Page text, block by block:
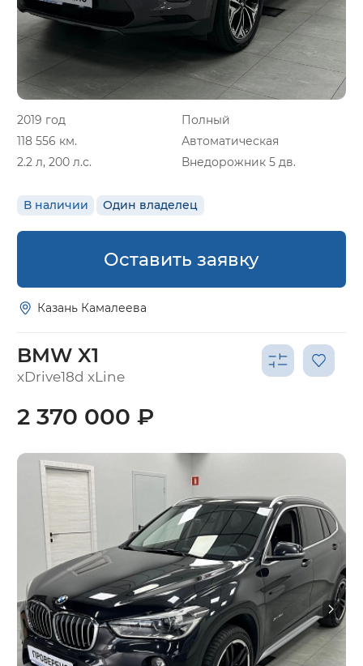
2019 год
Полный
118 556 км.
Автоматическая
2.2 л, 200 л.с.
Внедорожник 5 дв.
В наличии Один владелец
Оставить заявку
Казань Камалеева
BMW X1
xDrive18d xLine
2 370 000 ₽